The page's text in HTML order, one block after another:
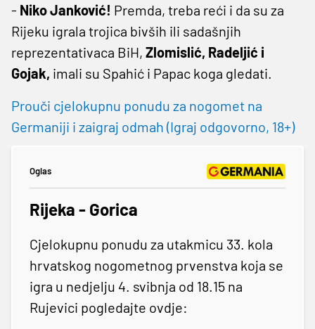
- Niko Janković! Premda, treba reći i da su za
Rijeku igrala trojica bivših ili sadašnjih
reprezentativaca BiH, Zlomislić, Radeljić i
Gojak, imali su Spahić i Papac koga gledati.
Prouči cjelokupnu ponudu za nogomet na
Germaniji i zaigraj odmah (Igraj odgovorno, 18+)
Oglas
Rijeka - Gorica
Cjelokupnu ponudu za utakmicu 33. kola
hrvatskog nogometnog prvenstva koja se
igra u nedjelju 4. svibnja od 18.15 na
Rujevici pogledajte ovdje: